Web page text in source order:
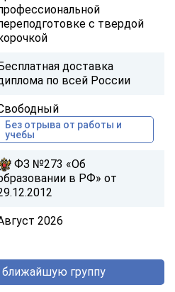
с твердой
доставка
по всей России
Без отрыва от работы и
учебы
ФЗ №273 «Об
в РФ» от
2026
ближайшую группу